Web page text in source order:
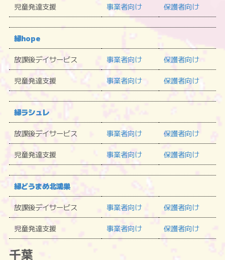
児童発達支援
事業者向け 保護者向け
縁hope
放課後デイサービス
事業者向け
保護者向け
児童発達支援
事業者向け 保護者向け
縁ラシュレ
放課後デイサービス
事業者向け
保護者向け
児童発達支援
事業者向け 保護者向け
縁どうまめ北鴻巣
放課後デイサービス
事業者向け
保護者向け
児童発達支援
事業者向け 保護者向け
千葉